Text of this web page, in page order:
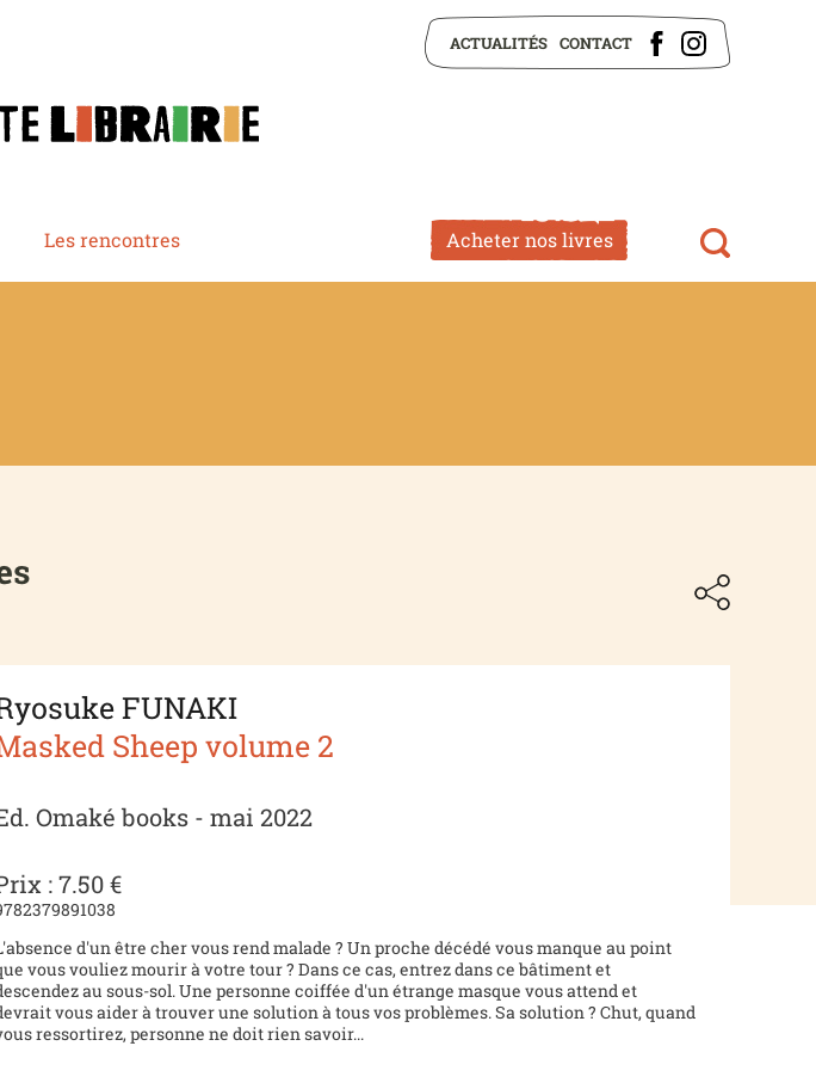
ACTUALITÉS CONTACT
Les rencontres Acheter nos livres
FUNAKI
Sheep volume 2
Omaké books - mai 2022
: 7.50 €
d'un être cher vous rend malade ? Un proche décédé vous manque au point
vous vouliez mourir à votre tour ? Dans ce cas, entrez dans ce bâtiment et
au sous-sol. Une personne coiffée d'un étrange masque vous attend et
vous aider à trouver une solution à tous vos problèmes. Sa solution ? Chut, quand
ressortirez, personne ne doit rien savoir...